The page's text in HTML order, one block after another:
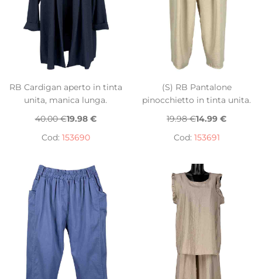
RB Cardigan aperto in tinta
unita, manica lunga.
40.00 €19.98 €
Cod: 153690
(S) RB Pantalone
pinocchietto in tinta unita.
19.98 €14.99 €
Cod: 153691